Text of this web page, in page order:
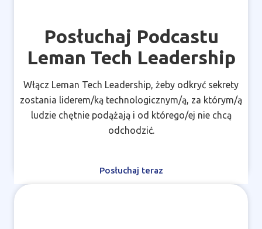
Posłuchaj Podcastu
Leman Tech Leadership
Włącz Leman Tech Leadership, żeby odkryć sekrety
zostania liderem/ką technologicznym/ą, za którym/ą
ludzie chętnie podążają i od którego/ej nie chcą
odchodzić.
Posłuchaj teraz